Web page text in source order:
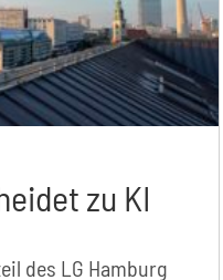
zu KI
des LG Hamburg